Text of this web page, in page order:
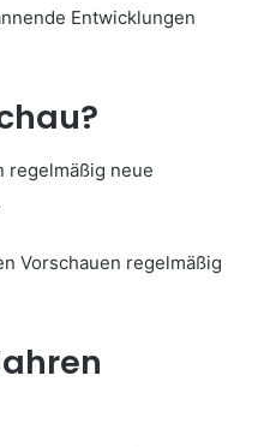
Entwicklungen
regelmäßig neue
Vorschauen regelmäßig